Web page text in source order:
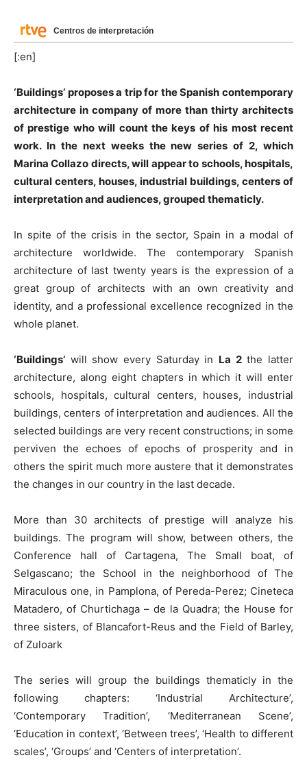
Centros de interpretación
[:en]
‘Buildings’ proposes a trip for the Spanish contemporary
architecture in company of more than thirty architects
of prestige who will count the keys of his most recent
work. In the next weeks the new series of 2, which
Marina Collazo directs, will appear to schools, hospitals,
cultural centers, houses, industrial buildings, centers of
interpretation and audiences, grouped thematicly.
In spite of the crisis in the sector, Spain in a modal of
architecture worldwide. The contemporary Spanish
architecture of last twenty years is the expression of a
great group of architects with an own creativity and
identity, and a professional excellence recognized in the
whole planet.
‘Buildings’ will show every Saturday in La 2the latter
architecture, along eight chapters in which it will enter
schools, hospitals, cultural centers, houses, industrial
buildings, centers of interpretation and audiences. All the
selected buildings are very recent constructions; in some
perviven the echoes of epochs of prosperity and in
others the spirit much more austere that it demonstrates
the changes in our country in the last decade.
More than 30 architects of prestige will analyze his
buildings. The program will show, between others, the
Conference hall of Cartagena, The Small boat, of
Selgascano; the School in the neighborhood of The
Miraculous one, in Pamplona, of Pereda-Perez; Cineteca
Matadero, of Churtichaga – de la Quadra; the House for
three sisters, of Blancafort-Reus and the Field of Barley,
of Zuloark
The series will group the buildings thematicly in the
following chapters: ‘Industrial Architecture’,
‘Contemporary Tradition’, ‘Mediterranean Scene’,
‘Education in context’, ‘Between trees’, ‘Health to different
scales’, ‘Groups’ and ‘Centers of interpretation’.